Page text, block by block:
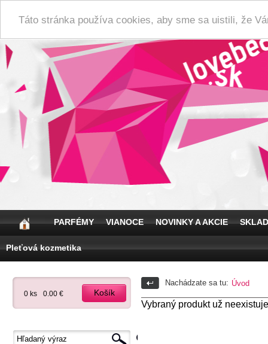
Táto stránka používa cookies, aby sme sa uistili, že
PARFÉMY VIANOCE NOVINKY A AKCIE
Pleťová kozmetika
0 ks 0.00 € Košík
Nachádzate sa tu: Úvod
Vybraný produkt už